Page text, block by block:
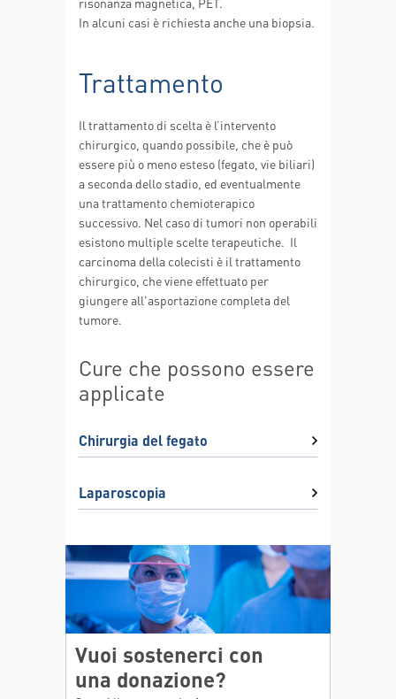
In alcuni casi è richiesta anche una biopsia.
Trattamento
Il trattamento di scelta è l’intervento
chirurgico, quando possibile, che è può
essere più o meno esteso (fegato, vie biliari)
a seconda dello stadio, ed eventualmente
una trattamento chemioterapico
successivo. Nel caso di tumori non operabili
esistono multiple scelte terapeutiche. Il
carcinoma della colecisti è il trattamento
chirurgico, che viene effettuato per
giungere all'asportazione completa del
tumore.
Cure che possono essere
applicate
Chirurgia del fegato
Laparoscopia
Vuoi sostenerci con
una donazione?